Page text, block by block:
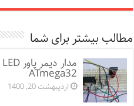
مطالب بیشتر برای شما
ATmega32
اردیبهشت 20, 1400